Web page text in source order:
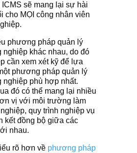
sẽ mang lại sự hài
cho MỌI công nhân viên
phương pháp quản lý
nghiệp khác nhau, do đó
cần xem xét kỹ để lựa
phương pháp quản lý
nghiệp phù hợp nhất.
đó có thể mang lại nhiều
vị với môi trường làm
quy trình nghiệp vụ
kết đồng bộ giữa các
nhau.
rõ hơn vềphương pháp